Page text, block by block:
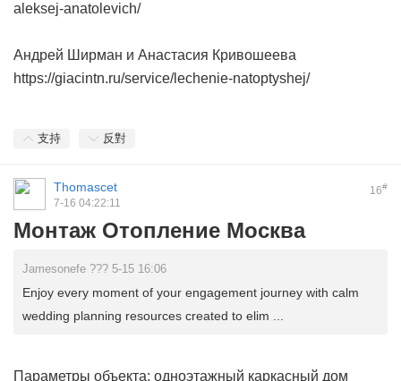
aleksej-anatolevich/
Андрей Ширман и Анастасия Кривошеева
https://giacintn.ru/service/lechenie-natoptyshej/
支持 反對
16#
Thomascet
7-16 04:22:11
Монтаж Отопление Москва
Jamesonefe ??? 5-15 16:06
Enjoy every moment of your engagement journey with calm
wedding planning resources created to elim ...
Параметры объекта: одноэтажный каркасный дом